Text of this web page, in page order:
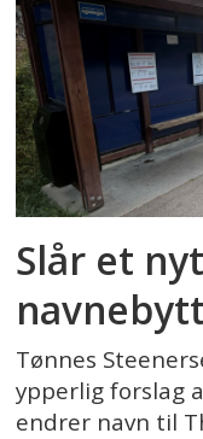
Slår et
Tønnes
ypperlig forslag
endrer navn til